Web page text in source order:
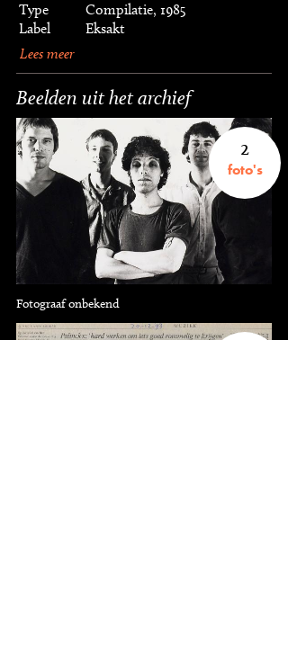
Type
Compilatie, 1985
Label
Eksakt
Lees meer
Beelden uit het archief
2
foto's
Fotograaf onbekend